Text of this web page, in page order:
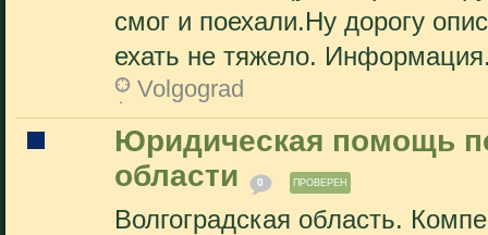
смог и поехали.Ну дорогу
ехать не тяжело.
Volgograd
Юридическая помощь
области
0 ПРОВЕРЕН
Волгоградская область.